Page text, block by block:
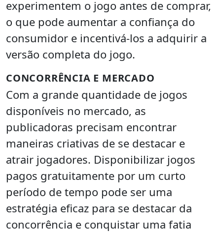
experimentem o jogo antes de comprar,
o que pode aumentar a confiança do
consumidor e incentivá-los a adquirir a
versão completa do jogo.
CONCORRÊNCIA E MERCADO
Com a grande quantidade de jogos
disponíveis no mercado, as
publicadoras precisam encontrar
maneiras criativas de se destacar e
atrair jogadores. Disponibilizar jogos
pagos gratuitamente por um curto
período de tempo pode ser uma
estratégia eficaz para se destacar da
concorrência e conquistar uma fatia